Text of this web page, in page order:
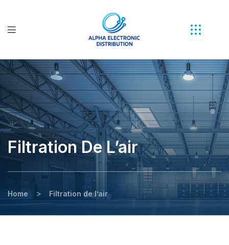
Filtration De L’air
Home > Filtration de l’air